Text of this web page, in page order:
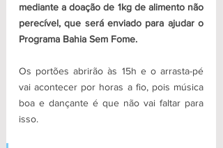
mediante a doação de 1kg de alimento não
perecível, que será enviado para ajudar o
Programa Bahia Sem Fome.
Os portões abrirão às 15h e o arrasta-pé
vai acontecer por horas a fio, pois música
boa e dançante é que não vai faltar para
isso.